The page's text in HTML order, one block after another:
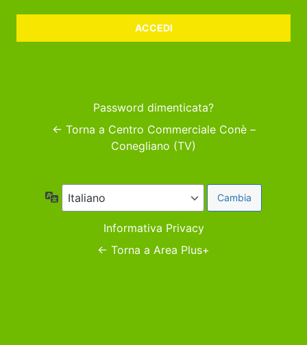
Password dimenticata?
← Torna a Centro Commerciale Conè –
Conegliano (TV)
Lingua
Informativa Privacy
← Torna a Area Plus+